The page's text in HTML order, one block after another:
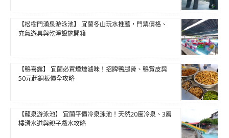
【松樹門湧泉游泳池】 宜蘭冬山玩水推薦，門票價格、
充氣遊具與乾淨設施開箱
【鴨喜露】 宜蘭必買煙燻滷味！招牌鴨腿骨、鴨賞皮與
50元起銅板價全攻略
【龍泉游泳池】 宜蘭平價冷泉泳池！天然20度冷泉、3層
樓滑水道與親子戲水攻略